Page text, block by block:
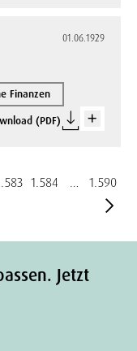
01.06.1929
Finanzen
(PDF)
1.584 … 1.590
Jetzt